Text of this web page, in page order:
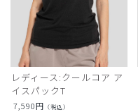
レディース:クールコア ア
イスパックT
7,590円 （税込）